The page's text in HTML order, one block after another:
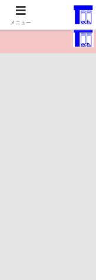
医療保
メニュー